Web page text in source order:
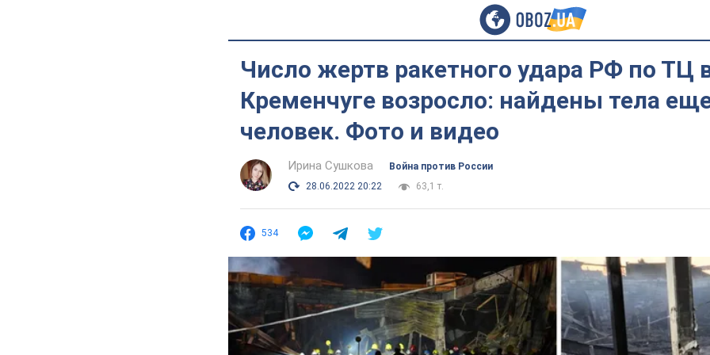
Число жертв ракетного удара РФ по ТЦ
Кременчуге возросло: найдены тела
человек. Фото и видео
Ирина Сушкова
Война против России
28.06.2022 20:22
63,1 т.
534